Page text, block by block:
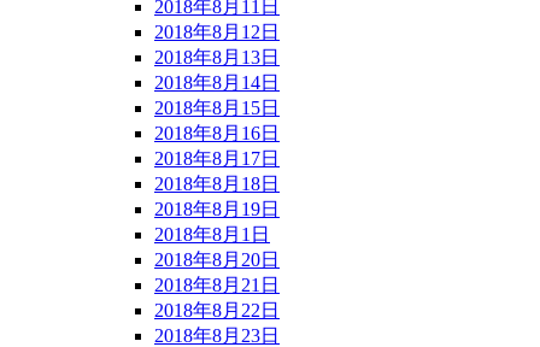
2018年8月11日
2018年8月12日
2018年8月13日
2018年8月14日
2018年8月15日
2018年8月16日
2018年8月17日
2018年8月18日
2018年8月19日
2018年8月1日
2018年8月20日
2018年8月21日
2018年8月22日
2018年8月23日